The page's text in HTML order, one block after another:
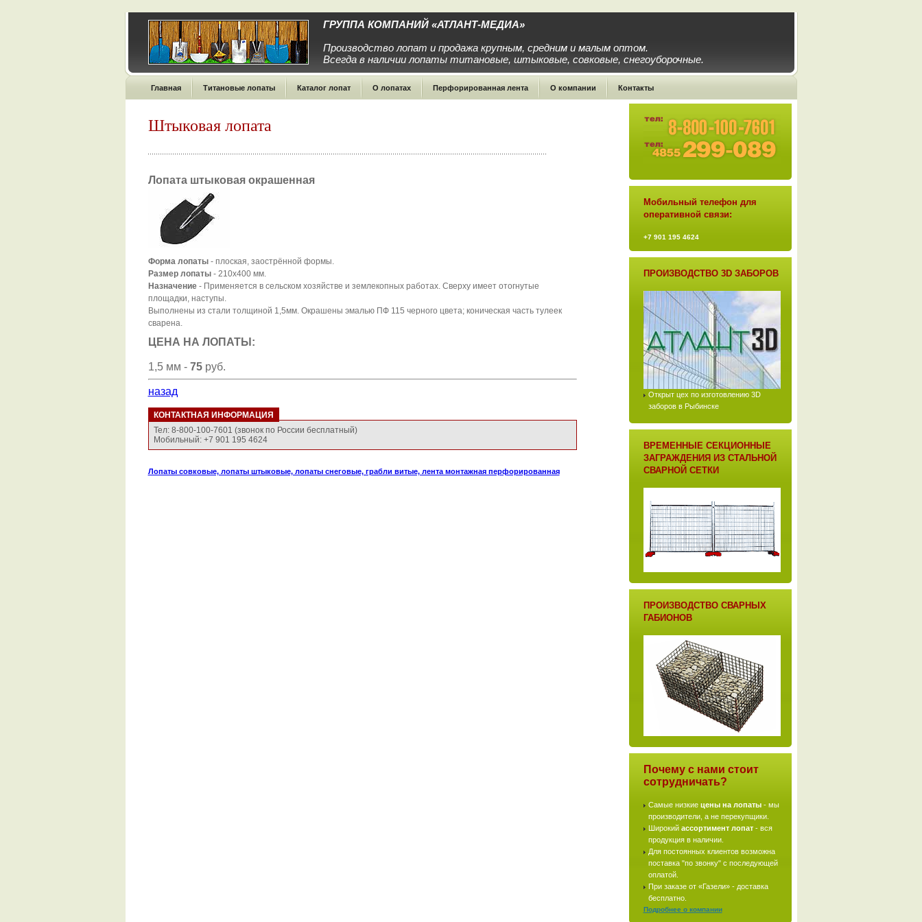
ГРУППА КОМПАНИЙ «АТЛАНТ-МЕДИА»
Производство лопат и продажа крупным, средним и малым оптом.
Всегда в наличии лопаты титановые, штыковые, совковые, снегоуборочные.
Главная Титановые лопаты Каталог лопат О лопатах Перфорированная лента О компании Контакты
Штыковая лопата
Лопата штыковая окрашенная
Форма лопаты- плоская, заострённой формы.
Размер лопаты- 210х400 мм.
Назначение- Применяется в сельском хозяйстве и землекопных работах. Сверху имеет отогнутые
площадки, наступы.
Выполнены из стали толщиной 1,5мм. Окрашены эмалью ПФ 115 черного цвета; коническая часть тулеек
сварена.
ЦЕНА НА ЛОПАТЫ:
1,5 мм - 75руб.
назад
КОНТАКТНАЯ ИНФОРМАЦИЯ
Тел: 8-800-100-7601 (звонок по России бесплатный)
Мобильный: +7 901 195 4624
Лопаты совковые, лопаты штыковые, лопаты снеговые, грабли витые, лента монтажная перфорированная
Мобильный телефон для
оперативной связи:
+7 901 195 4624
ПРОИЗВОДСТВО 3D ЗАБОРОВ
Открыт цех по изготовлению 3D
заборов в Рыбинске
ВРЕМЕННЫЕ СЕКЦИОННЫЕ
ЗАГРАЖДЕНИЯ ИЗ СТАЛЬНОЙ
СВАРНОЙ СЕТКИ
ПРОИЗВОДСТВО СВАРНЫХ
ГАБИОНОВ
Почему с нами стоит
сотрудничать?
Самые низкие цены на лопаты- мы
производители, а не перекупщики.
Широкий ассортимент лопат- вся
продукция в наличии.
Для постоянных клиентов возможна
поставка "по звонку" с последующей
оплатой.
При заказе от «Газели» - доставка
бесплатно.
Подробнее о компании